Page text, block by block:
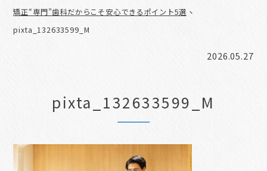
矯正“専門”歯科だからこそ安心できるポイント5選
pixta_132633599_M
2026.05.27
pixta_132633599_M